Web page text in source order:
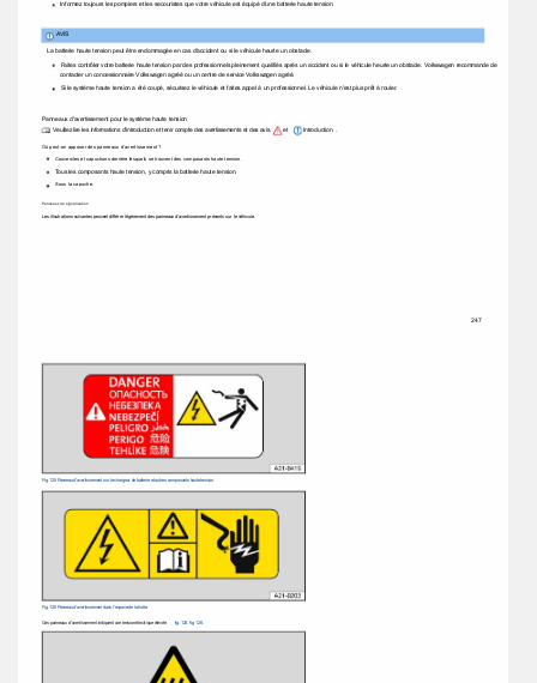
Où peuton apposer des panneaux d’avertissement ?
Sous la capuche.
247
La batterie haute tension peut être endommagée en cas d'accident ou si le véhicule heurte un obstacle.
Si le système haute tension a été coupé, sécurisez le véhicule et faites appel à un professionnel. Le véhicule n'est plus prêt à rouler.
Introduction
Les illustrations suivantes peuvent différer légèrement des panneaux d'avertissement présents sur le véhicule.
Couvercles et capuchons derrière lesquels se trouvent des composants haute tension.
Informez toujours les pompiers et les secouristes que votre véhicule est équipé d'une batterie haute tension.
Faites contrôler votre batterie haute tension par des professionnels pleinement qualifiés après un accident ou si le véhicule heurte un obstacle. Volkswagen recommande de
contacter un concessionnaire Volkswagen agréé ou un centre de service Volkswagen agréé.
AVIS
Tous les composants haute tension, y compris la batterie haute tension.
et
Panneaux d'avertissement pour le système haute tension
Veuillez lire les informations d'introduction et tenir compte des avertissements et des avis.
Panneaux de signalisation
Ces panneaux d'avertissement indiquent une tension électrique élevée fig. 125, fig. 126.
Fig. 125 Panneau d'avertissement sur le chargeur de batterie et autres composants haute tension.
Fig. 126 Panneau d'avertissement dans l'espace de la hotte.